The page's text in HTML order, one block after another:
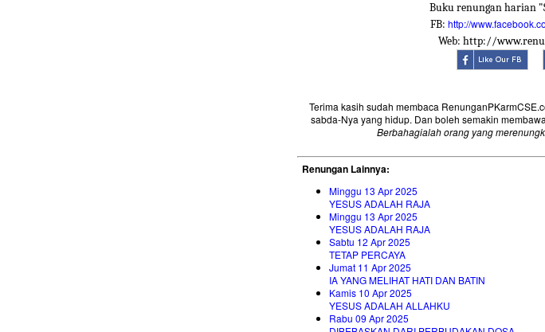
Buku renungan harian
FB: http://
Web: http://
Terima kasih sudah membaca
sabda-Nya yang hidup. Dan boleh semakin
Berbahagialah orang yang
Renungan Lainnya:
Minggu 13 Apr 2025
YESUS ADALAH RAJA
Minggu 13 Apr 2025
YESUS ADALAH RAJA
Sabtu 12 Apr 2025
TETAP PERCAYA
Jumat 11 Apr 2025
IA YANG MELIHAT HATI DAN BATIN
Kamis 10 Apr 2025
YESUS ADALAH ALLAHKU
Rabu 09 Apr 2025